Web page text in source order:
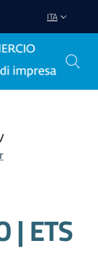
ITA
/
| ETS